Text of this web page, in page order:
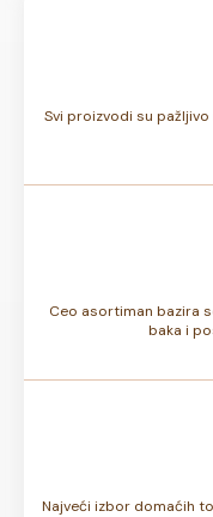
odnosno, da li
biti od 7 do 10 dana.
Svi proizvodi su
Ceo asortiman bazira
baka i
Najveći izbor domaćih